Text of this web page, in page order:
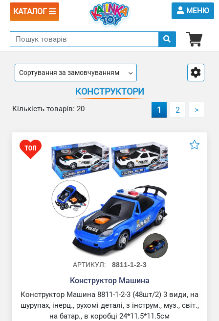
КАТАЛОГ МЕНЮ
Сортування за замовчуванням
КОНСТРУКТОРИ
1 2 >
Кількість товарів: 20
АРТИКУЛ: 8811-1-2-3
Конструктор Машина
Конструктор Машина 8811-1-2-3 (48шт/2) 3 види, на
шурупах, інерц., рухомі деталі, з інструм., муз., світ.,
на батар., в коробці 24*11.5*11.5см